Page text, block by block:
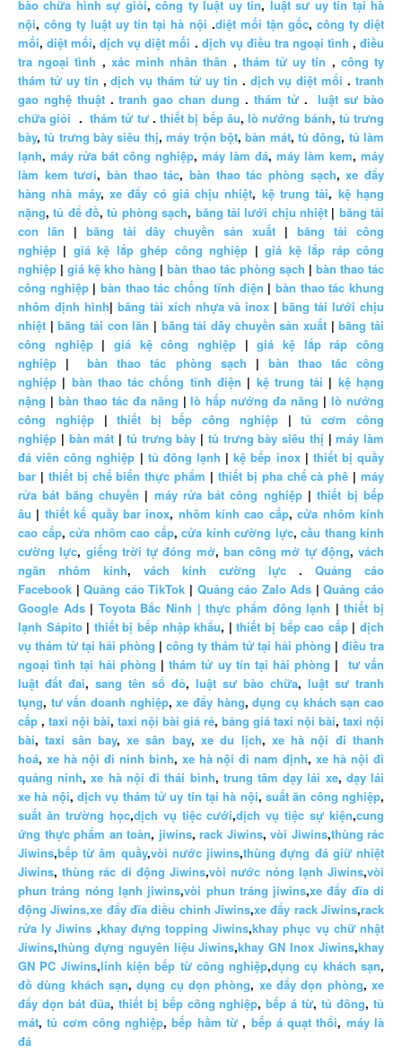
bào chữa hình sự giỏi,công ty luật uy tín, luật sư uy tín tại hà
nội,công ty luật uy tín tại hà nội .diệt mối tận gốc, công ty diệt
mối,diệt mối,dịch vụ diệt mối . dịch vụ điều tra ngoại tình ,điều
tra ngoại tình , xác minh nhân thân , thám tử uy tín , công ty
thám tử uy tín ,dịch vụ thám tử uy tín . dịch vụ diệt mối .tranh
gao nghệ thuật.tranh gao chan dung . thám tử.luật sư bào
chữa giỏi .thám tử tư.thiết bị bếp âu,lò nướng bánh, tủ trưng
bày,tủ trưng bày siêu thị,máy trộn bột,bàn mát, tủ đông, tủ làm
lạnh, máy rửa bát công nghiệp, máy làm đá, máy làm kem, máy
làm kem tươi,bàn thao tác,bàn thao tác phòng sạch,xe đẩy
hàng nhà máy, xe đẩy có giá chịu nhiệt, kệ trung tải, kệ hạng
nặng,tủ để đồ,tủ phòng sạch, băng tải lưới chịu nhiệt| băng tải
con lăn | băng tải dây chuyền sản xuất | băng tải công
nghiệp | giá kệ lắp ghép công nghiệp |giá kệ lắp ráp công
nghiệp |giá kệ kho hàng |bàn thao tác phòng sạch | bàn thao tác
công nghiệp|bàn thao tác chống tĩnh điện | bàn thao tác khung
nhôm định hình| băng tải xích nhựa và inox |băng tải lưới chịu
nhiệt |băng tải con lăn | băng tải dây chuyền sản xuất |băng tải
công nghiệp|giá kệ công nghiệp |giá kệ lắp ráp công
nghiệp |bàn thao tác phòng sạch | bàn thao tác công
nghiệp | bàn thao tác chống tĩnh điện | kệ trung tải | kệ hạng
nặng | bàn thao tác đa năng |lò hấp nướng đa năng |lò nướng
công nghiệp|thiết bị bếp công nghiệp|tủ cơm công
nghiệp | bàn mát | tủ trưng bày | tủ trưng bày siêu thị |máy làm
đá viên công nghiệp | tủ đông lạnh |kệ bếp inox| thiết bị quầy
bar | thiết bị chế biến thực phẩm | thiết bị pha chế cà phê | máy
rửa bát băng chuyền | máy rửa bát công nghiệp|thiết bị bếp
âu | thiết kế quầy bar inox, nhôm kính cao cấp,cửa nhôm kính
cao cấp, cửa nhôm cao cấp, cửa kính cường lực, cầu thang kính
cường lực, giếng trời tự đóng mở, ban công mở tự động, vách
ngăn nhôm kính, vách kính cường lực . Quảng cáo
Facebook |Quảng cáo TikTok | Quảng cáo Zalo Ads |Quảng cáo
Google Ads| Toyota Bắc Ninh | thực phẩm đông lạnh |thiết bị
lạnh Sápito | thiết bị bếp nhập khẩu, |thiết bị bếp cao cấp|dịch
vụ thám tử tại hải phòng | công ty thám tử tại hải phòng | điều tra
ngoại tình tại hải phòng |thám tử uy tín tại hải phòng | tư vấn
luật đất đai, sang tên sổ đỏ, luật sư bào chữa, luật sư tranh
tụng, tư vấn doanh nghiệp,xe đẩy hàng,dụng cụ khách sạn cao
cấp , taxi nội bài, taxi nội bài giá rẻ, bảng giá taxi nội bài, taxi nội
bài,taxi sân bay,xe sân bay,xe du lịch, xe hà nội đi thanh
hoá, xe hà nội đi ninh bình, xe hà nội đi nam định,xe hà nội đi
quảng ninh,xe hà nội đi thái bình, trung tâm dạy lái xe, dạy lái
xe hà nội,dịch vụ thám tử uy tín tại hà nội,suất ăn công nghiệp,
suất ăn trường học,dịch vụ tiệc cưới,dịch vụ tiệc sự kiện,cung
ứng thực phẩm an toàn, jiwins, rack Jiwins, vòi Jiwins,thùng rác
Jiwins,bếp từ âm quầy,vòi nước jiwins,thùng đựng đá giữ nhiệt
Jiwins,thùng rác di động Jiwins,vòi nước nóng lạnh Jiwins,vòi
phun tráng nóng lạnh jiwins,vòi phun tráng jiwins,xe đẩy đĩa di
động Jiwins,xe đẩy đĩa điều chỉnh Jiwins,xe đẩy rack Jiwins,rack
rửa ly Jiwins ,khay đựng topping Jiwins,khay phục vụ chữ nhật
Jiwins,thùng đựng nguyên liệu Jiwins,khay GN Inox Jiwins,khay
GN PC Jiwins,linh kiện bếp từ công nghiệp,dụng cụ khách sạn,
đồ dùng khách sạn,dụng cụ dọn phòng, xe đẩy dọn phòng,xe
đẩy dọn bát đũa, thiết bị bếp công nghiệp,bếp á từ,tủ đông,tủ
mát,tủ cơm công nghiệp,bếp hầm từ , bếp á quạt thổi, máy là
đá